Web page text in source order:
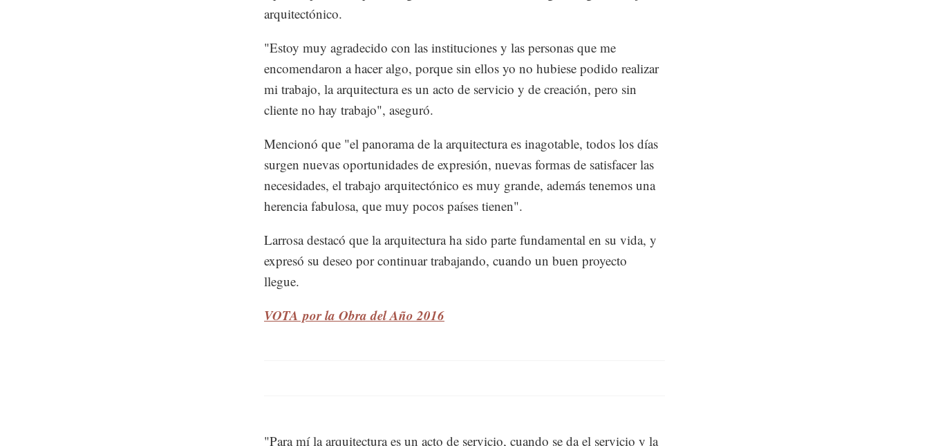
arquitectónico.
"Estoy muy agradecido con las instituciones y las personas que me
encomendaron a hacer algo, porque sin ellos yo no hubiese podido realizar
mi trabajo, la arquitectura es un acto de servicio y de creación, pero sin
cliente no hay trabajo", aseguró.
Mencionó que "el panorama de la arquitectura es inagotable, todos los días
surgen nuevas oportunidades de expresión, nuevas formas de satisfacer las
necesidades, el trabajo arquitectónico es muy grande, además tenemos una
herencia fabulosa, que muy pocos países tienen".
Larrosa destacó que la arquitectura ha sido parte fundamental en su vida, y
expresó su deseo por continuar trabajando, cuando un buen proyecto
llegue.
VOTA por la Obra del Año 2016
"Para mí la arquitectura es un acto de servicio, cuando se da el servicio y la